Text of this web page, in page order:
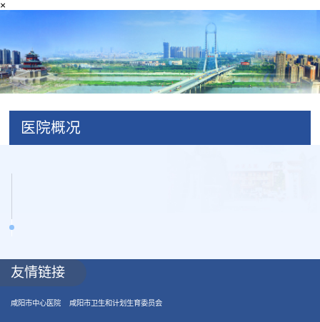
×
医院概况
友情链接
咸阳市中心医院 咸阳市卫生和计划生育委员会